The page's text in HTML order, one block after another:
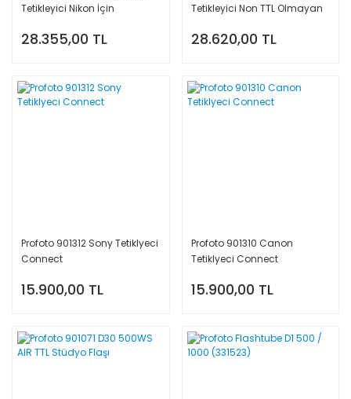
Tetikleyici Nikon İçin
28.355,00 TL
Tetikleyici Non TTL Olmayan
28.620,00 TL
Profoto 901312 Sony Tetiklyeci
Connect
15.900,00 TL
Profoto 901310 Canon
Tetiklyeci Connect
15.900,00 TL